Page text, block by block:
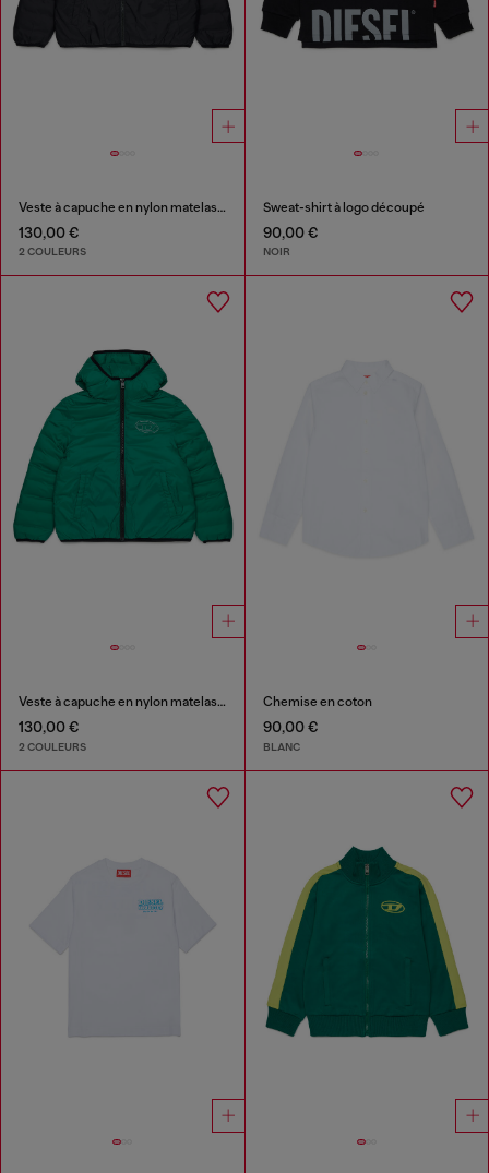
Veste à capuche en nylon matelassé
130,00 €
2 COULEURS
Sweat-shirt à logo découpé
90,00 €
NOIR
Veste à capuche en nylon matelassé
130,00 €
2 COULEURS
Chemise en coton
90,00 €
BLANC